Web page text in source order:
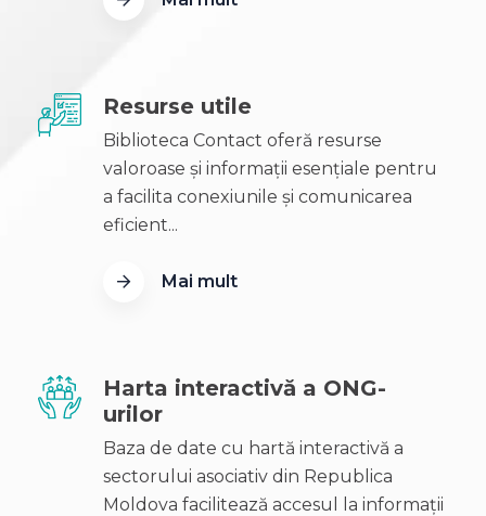
Resurse utile
Biblioteca Contact oferă resurse
valoroase și informații esențiale pentru
a facilita conexiunile și comunicarea
eficient...
Mai mult
Harta interactivă a ONG-
urilor
Baza de date cu hartă interactivă a
sectorului asociativ din Republica
Moldova facilitează accesul la informații